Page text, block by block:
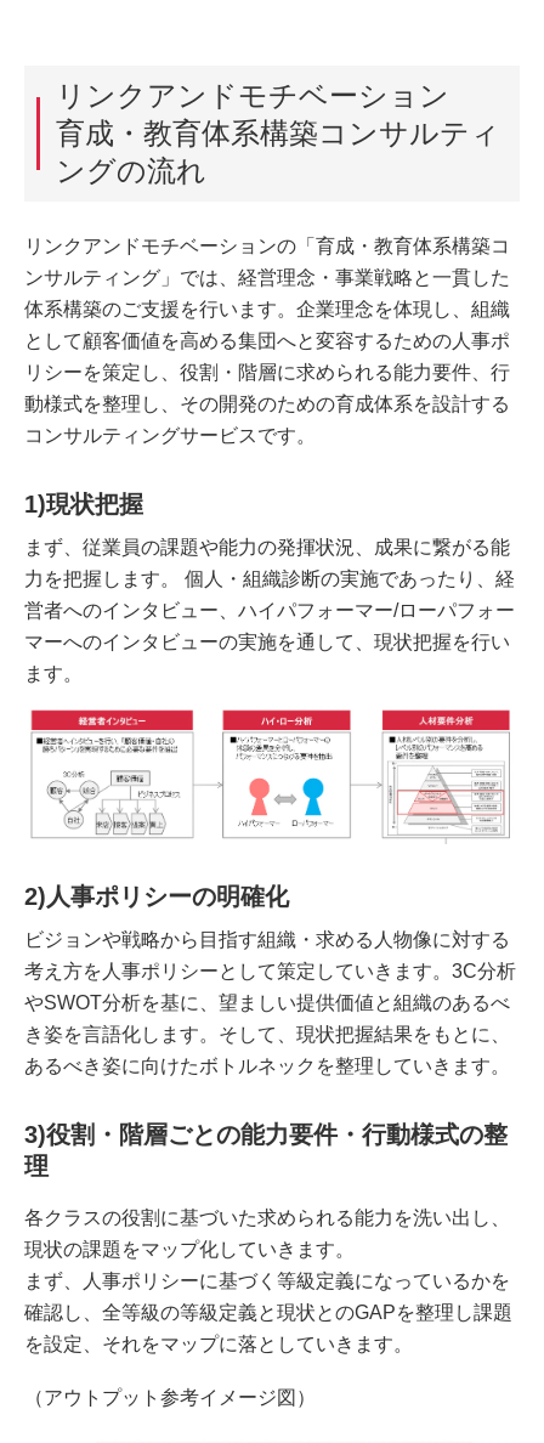
リンクアンドモチベーション
育成・教育体系構築コンサルティ
ングの流れ
リンクアンドモチベーションの「育成・教育体系構築コ
ンサルティング」では、経営理念・事業戦略と一貫した
体系構築のご支援を行います。企業理念を体現し、組織
として顧客価値を高める集団へと変容するための人事ポ
リシーを策定し、役割・階層に求められる能力要件、行
動様式を整理し、その開発のための育成体系を設計する
コンサルティングサービスです。
1)現状把握
まず、従業員の課題や能力の発揮状況、成果に繋がる能
力を把握します。 個人・組織診断の実施であったり、経
営者へのインタビュー、ハイパフォーマー/ローパフォー
マーへのインタビューの実施を通して、現状把握を行い
ます。
2)人事ポリシーの明確化
ビジョンや戦略から目指す組織・求める人物像に対する
考え方を人事ポリシーとして策定していきます。3C分析
やSWOT分析を基に、望ましい提供価値と組織のあるべ
き姿を言語化します。そして、現状把握結果をもとに、
あるべき姿に向けたボトルネックを整理していきます。
3)役割・階層ごとの能力要件・行動様式の整
理
各クラスの役割に基づいた求められる能力を洗い出し、
現状の課題をマップ化していきます。
まず、人事ポリシーに基づく等級定義になっているかを
確認し、全等級の等級定義と現状とのGAPを整理し課題
を設定、それをマップに落としていきます。
（アウトプット参考イメージ図）